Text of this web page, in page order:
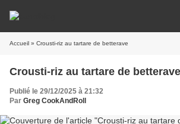
Accueil » Crousti-riz au tartare de betterave
Crousti-riz au tartare de betterave
Publié le 29/12/2025 à 21:32
Par Greg CookAndRoll